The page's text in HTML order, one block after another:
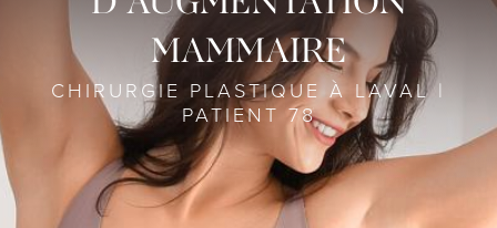
MAMMAIRE
CHIRURGIE PLASTIQUE À LAVAL |
PATIENT 78